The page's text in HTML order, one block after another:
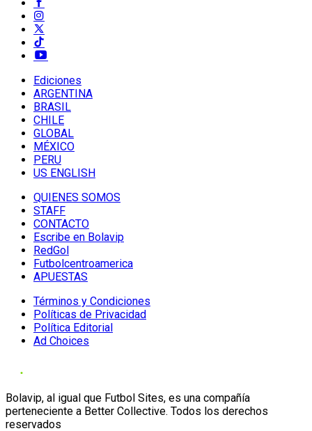
Ediciones
ARGENTINA
BRASIL
CHILE
GLOBAL
MÉXICO
PERU
US ENGLISH
QUIENES SOMOS
STAFF
CONTACTO
Escribe en Bolavip
RedGol
Futbolcentroamerica
APUESTAS
Términos y Condiciones
Políticas de Privacidad
Política Editorial
Ad Choices
Bolavip, al igual que Futbol Sites, es una compañía
perteneciente a Better Collective. Todos los derechos
reservados